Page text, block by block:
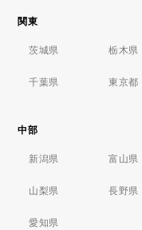
関東
茨城県 栃木県
千葉県 東京都
中部
新潟県 富山県
山梨県 長野県
愛知県